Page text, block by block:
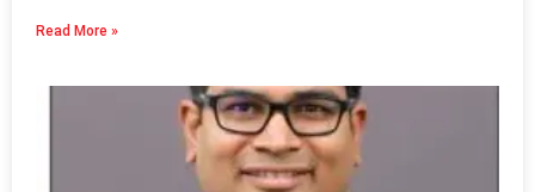
Read More »